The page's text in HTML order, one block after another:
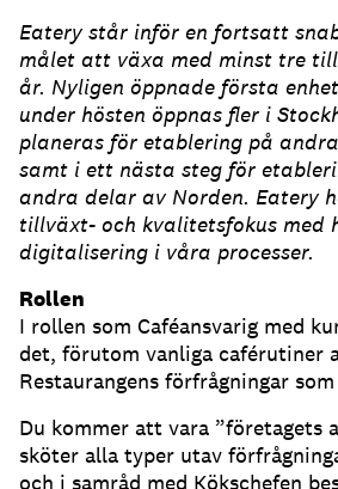
Eatery står inför en fortsatt
målet att växa med minst tre
år. Nyligen öppnade första
under hösten öppnas fler i
planeras för etablering på
samt i ett nästa steg för
andra delar av Norden. Eatery
tillväxt- och kvalitetsfokus med
digitalisering i våra processer.
Rollen
I rollen som Caféansvarig med
det, förutom vanliga caférutiner
Restaurangens förfrågningar
Du kommer att vara ”företagets
sköter alla typer utav
och i samråd med Kökschefen